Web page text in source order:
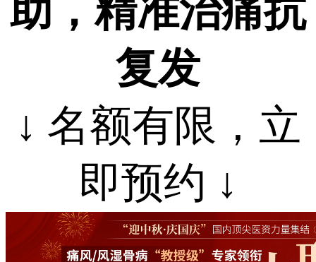
助，精准治痛抗
复发
↓ 名额有限，立
即预约 ↓